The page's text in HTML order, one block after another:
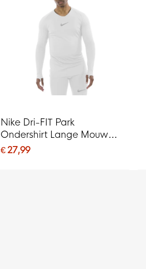
Nike Dri-FIT Park
Ondershirt Lange Mouwen
Wit Grijs
€ 27,99